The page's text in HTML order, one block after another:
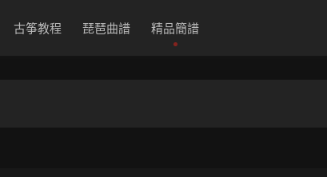
古筝教程 琵琶曲譜 精品簡譜